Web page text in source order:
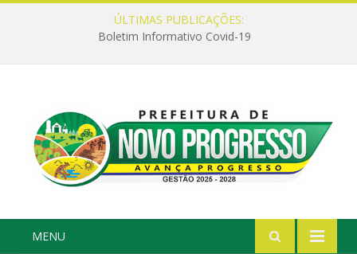
ÚLTIMAS PUBLICAÇÕES:
Boletim Informativo Covid-19
MENU